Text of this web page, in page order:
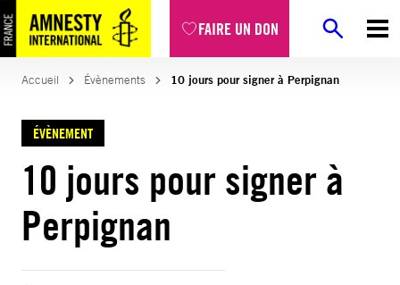
FAIRE UN DON
Accueil Évènements 10 jours pour signer à Perpignan
ÉVÈNEMENT
10 jours pour signer à
Perpignan